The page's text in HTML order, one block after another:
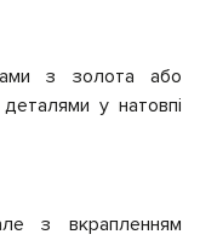
з золота або
у натовпі
з вкрапленням